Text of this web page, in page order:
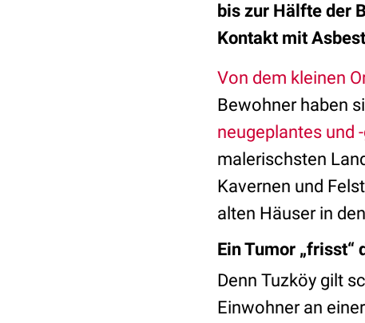
bis zur Hälfte der
Kontakt mit
Von dem kleinen
Bewohner haben
neugeplantes und
malerischsten
Kavernen und
alten Häuser in
Ein Tumor „frisst“
Denn Tuzköy gilt
Einwohner an